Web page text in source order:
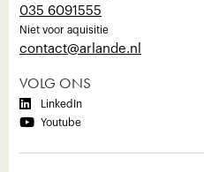
035 6091555
Niet voor aquisitie
‍contact@arlande.nl
VOLG ONS
 LinkedIn
 Youtube